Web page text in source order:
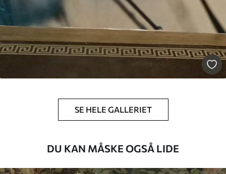
SE HELE GALLERIET
DU KAN MÅSKE OGSÅ LIDE